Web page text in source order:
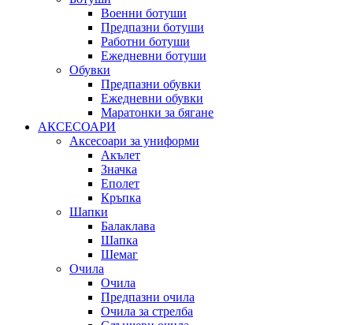
Военни ботуши
Предпазни ботуши
Работни ботуши
Ежедневни ботуши
Обувки
Предпазни обувки
Ежедневни обувки
Маратонки за бягане
АКСЕСОАРИ
Аксесоари за униформи
Акълет
Значка
Еполет
Кръпка
Шапки
Балаклава
Шапка
Шемаг
Очила
Очила
Предпазни очила
Очила за стрелба